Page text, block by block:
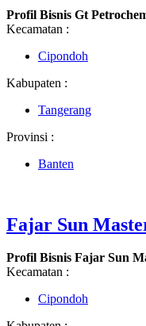
Profil Bisnis Gt
Kecamatan :
Cipondoh
Kabupaten :
Tangerang
Provinsi :
Banten
Fajar Sun
Profil Bisnis Fajar Sun
Kecamatan :
Cipondoh